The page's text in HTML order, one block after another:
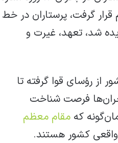
گرفت، پرستاران در خط
شد، تعهد، غیرت و
از رؤسای قوا گرفته تا
فرصت شناخت
که مقام معظم
واقعی کشور هستند.